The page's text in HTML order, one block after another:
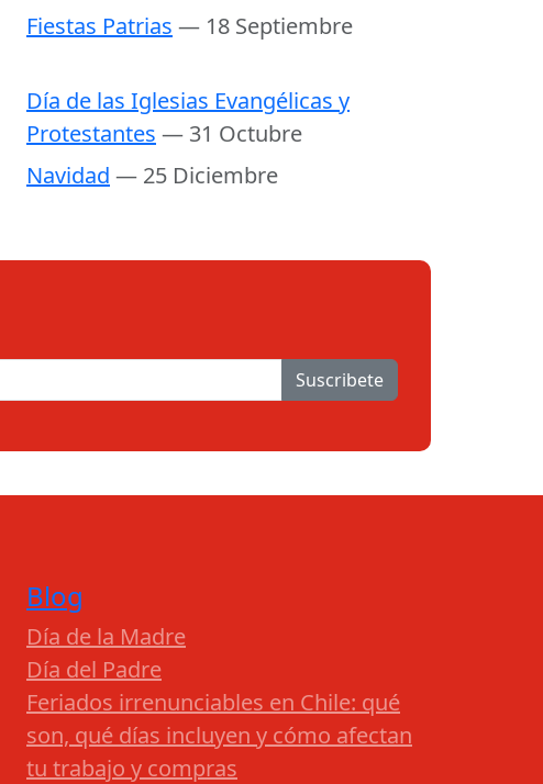
Fiestas Patrias — 18 Septiembre
Día de las Iglesias Evangélicas y
Protestantes — 31 Octubre
Navidad — 25 Diciembre
Suscribete
Blog
Día de la Madre
Día del Padre
Feriados irrenunciables en Chile: qué
son, qué días incluyen y cómo afectan
tu trabajo y compras